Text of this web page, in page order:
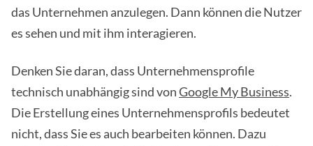
das Unternehmen anzulegen. Dann können die Nutzer
es sehen und mit ihm interagieren.
Denken Sie daran, dass Unternehmensprofile
technisch unabhängig sind vonGoogle My Business.
Die Erstellung eines Unternehmensprofils bedeutet
nicht, dass Sie es auch bearbeiten können. Dazu